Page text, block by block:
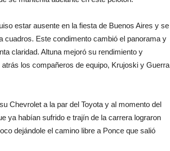
estar ausente en la fiesta de Buenos Aires y se
cuadros. Este condimento cambió el panorama y
claridad. Altuna mejoró su rendimiento y
los compañeros de equipo, Krujoski y Guerra
Chevrolet a la par del Toyota y al momento del
ya habían sufrido e trajín de la carrera lograron
dejándole el camino libre a Ponce que salió